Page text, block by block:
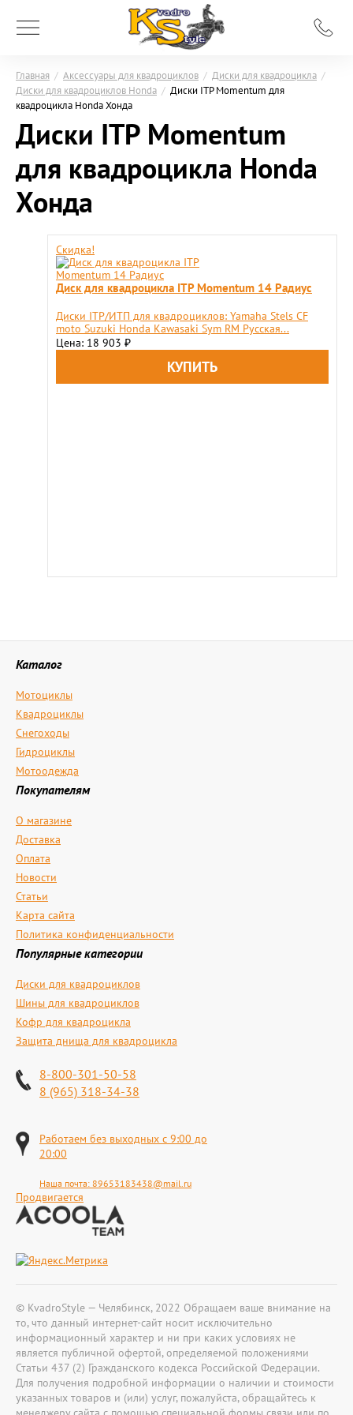
Главная / Аксессуары для квадроциклов / Диски для квадроцикла /
Диски для квадроциклов Honda / Диски ITP Momentum для
квадроцикла Honda Хонда
Диски ITP Momentum
для квадроцикла Honda
Хонда
Скидка!
Диск для квадроцикла ITP Momentum 14 Радиус
Диски ITP/ИТП для квадроциклов: Yamaha Stels CF
moto Suzuki Honda Kawasaki Sym RM Русская...
Цена: 18 903 ₽
Каталог
Мотоциклы
Квадроциклы
Снегоходы
Гидроциклы
Мотоодежда
Покупателям
О магазине
Доставка
Оплата
Новости
Статьи
Карта сайта
Политика конфиденциальности
Популярные категории
Диски для квадроциклов
Шины для квадроциклов
Кофр для квадроцикла
Защита днища для квадроцикла
8-800-301-50-58
8 (965) 318-34-38
Работаем без выходных с 9:00 до
20:00
Наша почта: 89653183438@mail.ru
Продвигается
© KvadroStyle — Челябинск, 2022 Обращаем ваше внимание на
то, что данный интернет-сайт носит исключительно
информационный характер и ни при каких условиях не
является публичной офертой, определяемой положениями
Статьи 437 (2) Гражданского кодекса Российской Федерации.
Для получения подробной информации о наличии и стоимости
указанных товаров и (или) услуг, пожалуйста, обращайтесь к